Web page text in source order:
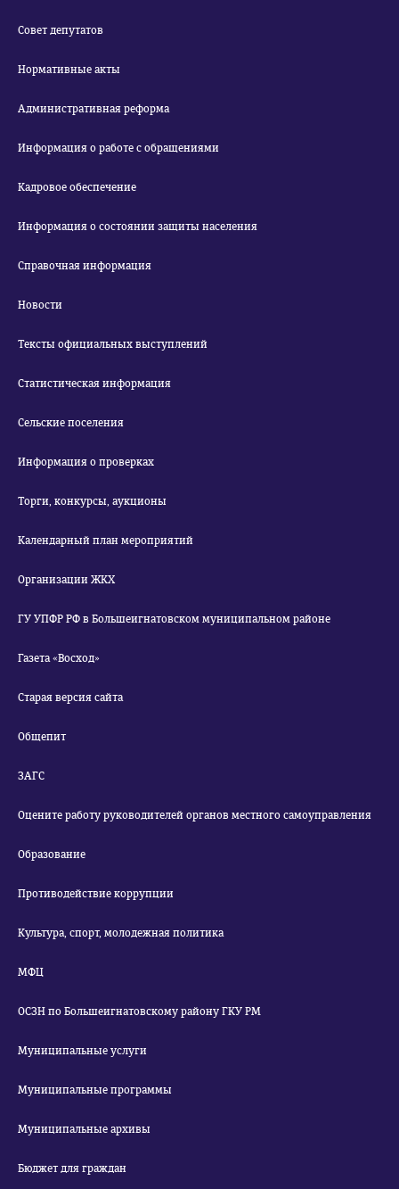
Совет депутатов
Нормативные акты
Административная реформа
Информация о работе с обращениями
Кадровое обеспечение
Информация о состоянии защиты населения
Справочная информация
Новости
Тексты официальных выступлений
Статистическая информация
Сельские поселения
Информация о проверках
Торги, конкурсы, аукционы
Календарный план мероприятий
Организации ЖКХ
ГУ УПФР РФ в Большеигнатовском муниципальном районе
Газета «Восход»
Старая версия сайта
Общепит
ЗАГС
Оцените работу руководителей органов местного самоуправления
Образование
Противодействие коррупции
Культура, спорт, молодежная политика
МФЦ
ОСЗН по Большеигнатовскому району ГКУ РМ
Муниципальные услуги
Муниципальные программы
Муниципальные архивы
Бюджет для граждан